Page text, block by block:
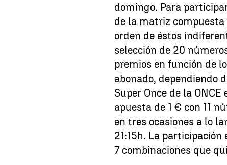
domingo. Para
de la matriz
orden de éstos
selección de 20
premios en función de
abonado, dependiendo
Super Once de la
apuesta de 1 € con 11
en tres ocasiones a lo
21:15h. La
7 combinaciones que